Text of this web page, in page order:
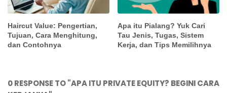
Haircut Value: Pengertian,
Tujuan, Cara Menghitung,
dan Contohnya
Apa itu Pialang? Yuk Cari
Tau Jenis, Tugas, Sistem
Kerja, dan Tips Memilihnya
0 RESPONSE TO "APA ITU PRIVATE EQUITY? BEGINI CARA